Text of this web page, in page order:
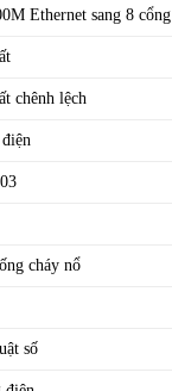
Ethernet sang 8 cổng
chênh lệch
cháy nổ
số